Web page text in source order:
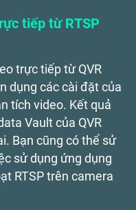
tiếp từ RTSP
trực tiếp từ QVR
dụng các cài đặt của
tích video. Kết quả
Vault của QVR
Bạn cũng có thể sử
sử dụng ứng dụng
RTSP trên camera